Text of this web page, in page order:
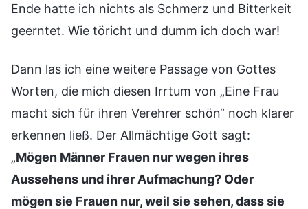
Ende hatte ich nichts als Schmerz und Bitterkeit
geerntet. Wie töricht und dumm ich doch war!
Dann las ich eine weitere Passage von Gottes
Worten, die mich diesen Irrtum von „Eine Frau
macht sich für ihren Verehrer schön“ noch klarer
erkennen ließ. Der Allmächtige Gott sagt:
„Mögen Männer Frauen nur wegen ihres
Aussehens und ihrer Aufmachung? Oder
mögen sie Frauen nur, weil sie sehen, dass sie